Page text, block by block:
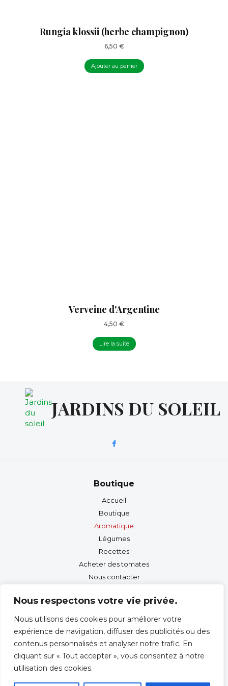
Nous respectons votre vie privée.
Nous utilisons des cookies pour améliorer votre
expérience de navigation, diffuser des publicités ou des
contenus personnalisés et analyser notre trafic. En
cliquant sur « Tout accepter », vous consentez à notre
utilisation des cookies.
Rungia klossii (herbe champignon)
6,50 €
Ajouter au panier
Verveine d'Argentine
4,50 €
Lire la suite
JARDINS DU SOLEIL
Boutique
Accueil
Boutique
Aromatique
Légumes
Recettes
Acheter des tomates
Nous contacter
Info
Nous contacter
Nos engagements
Aide